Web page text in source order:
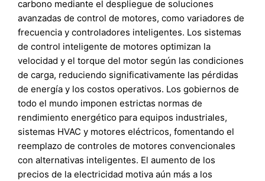
carbono mediante el despliegue de soluciones
avanzadas de control de motores, como variadores de
frecuencia y controladores inteligentes. Los sistemas
de control inteligente de motores optimizan la
velocidad y el torque del motor según las condiciones
de carga, reduciendo significativamente las pérdidas
de energía y los costos operativos. Los gobiernos de
todo el mundo imponen estrictas normas de
rendimiento energético para equipos industriales,
sistemas HVAC y motores eléctricos, fomentando el
reemplazo de controles de motores convencionales
con alternativas inteligentes. El aumento de los
precios de la electricidad motiva aún más a los